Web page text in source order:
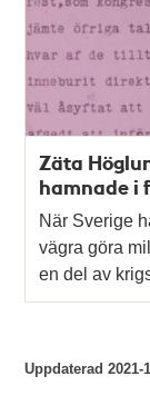
Zäta
hamnade i
När Sverige
vägra göra
en del av
Uppdaterad2021-